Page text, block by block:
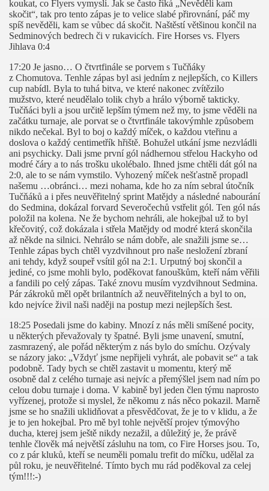
koukat, co Flyers vymyslí. Jak se často říká „Nevěděli kam
skočit“, tak pro tento zápas je to velice slabé přirovnání, páč my
spíš nevěděli, kam se vůbec dá skočit. Naštěstí většinou končil na
Sedminových bedrech či v rukavicích. Fire Horses vs. Flyers
Jihlava 0:4
17:20 Je jasno… O čtvrtfinále se porvem s Tučňáky
z Chomutova. Tenhle zápas byl asi jedním z nejlepších, co Killers
cup nabídl. Byla to tuhá bitva, ve které nakonec zvítězilo
mužstvo, které neudělalo tolik chyb a hrálo výborně takticky.
Tučňáci byli a jsou určitě lepším týmem než my, to jsme věděli na
začátku turnaje, ale porvat se o čtvrtfinále takovýmhle způsobem
nikdo nečekal. Byl to boj o každý míček, o každou vteřinu a
doslova o každý centimetřík hřiště. Bohužel utkání jsme nezvládli
ani psychicky. Dali jsme první gól nádhernou střelou Hackyho od
modré čáry a to nás trošku ukolébalo. Ihned jsme chtěli dát gól na
2:0, ale to se nám vymstilo. Vyhozený míček nešťastně propadl
našemu …obránci… mezi nohama, kde ho za ním sebral útočník
Tučňáků a i přes neuvěřitelný sprint Matějdy a následné nabourání
do Sedmina, dokázal forvard Severočechů vstřelit gól. Ten gól nás
položil na kolena. Ne že bychom nehráli, ale hokejbal už to byl
křečovitý, což dokázala i střela Matějdy od modré která skončila
až někde na silnici. Nehrálo se nám dobře, ale snažili jsme se…
Tenhle zápas bych chtěl vyzdvihnout pro naše nesložení zbraní
ani tehdy, když soupeř vsítil gól na 2:1. Urputný boj skončil a
jediné, co jsme mohli bylo, poděkovat fanouškům, kteří nám věřili
a fandili po celý zápas. Také znovu musím vyzdvihnout Sedmina.
Pár zákroků měl opět brilantních až neuvěřitelných a byl to on,
kdo nejvíce živil naši naději na postup mezi nejlepších šest.
18:25 Posedali jsme do kabiny. Mnozí z nás měli smíšené pocity,
u některých převažovaly ty špatné. Byli jsme unavení, smutní,
zasmrazený, ale pořád některým z nás bylo do smíchu. Ozývaly
se názory jako: „Vždyť jsme nepřijeli vyhrát, ale pobavit se“ a tak
podobně. Tady bych se chtěl zastavit u momentu, který mě
osobně dal z celého turnaje asi nejvíc a přemýšlel jsem nad ním po
celou dobu turnaje i doma. V kabině byl jeden člen týmu naprosto
vyřízenej, protože si myslel, že někomu z nás něco pokazil. Marně
jsme se ho snažili uklidňovat a přesvědčovat, že je to v klidu, a že
je to jen hokejbal. Pro mě byl tohle největší projev týmovýho
ducha, kterej jsem ještě nikdy nezažil, a důležitý je, že právě
tenhle člověk má největší zásluhu na tom, co Fire Horses jsou. To,
co z pár kluků, kteří se neuměli pomalu trefit do míčku, udělal za
půl roku, je neuvěřitelné. Tímto bych mu rád poděkoval za celej
tým!!!:-)